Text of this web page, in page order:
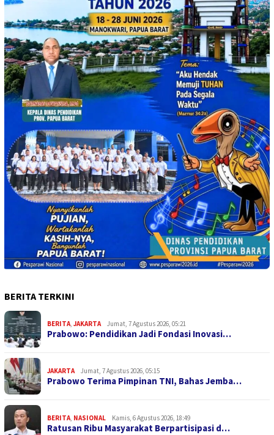
BERITA TERKINI
BERITA, JAKARTA Jumat, 7 Agustus 2026, 05:21
Prabowo: Pendidikan Jadi Fondasi Inovasi…
JAKARTA Jumat, 7 Agustus 2026, 05:15
Prabowo Terima Pimpinan TNI, Bahas Jemba…
BERITA, NASIONAL Kamis, 6 Agustus 2026, 18:49
Ratusan Ribu Masyarakat Berpartisipasi d…